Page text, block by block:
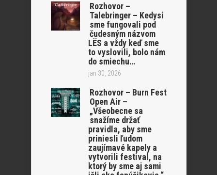
Rozhovor –
Talebringer – Kedysi
sme fungovali pod
čudesným názvom
LËS a vždy keď sme
to vyslovili, bolo nám
do smiechu…
jan 30, 2026
Rozhovor – Burn Fest
Open Air –
„Všeobecne sa
snažíme držať
pravidla, aby sme
priniesli ľudom
zaujímavé kapely a
vytvorili festival, na
ktorý by sme aj sami